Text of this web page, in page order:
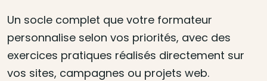
Un socle complet que votre formateur
personnalise selon vos priorités, avec des
exercices pratiques réalisés directement sur
vos sites, campagnes ou projets web.